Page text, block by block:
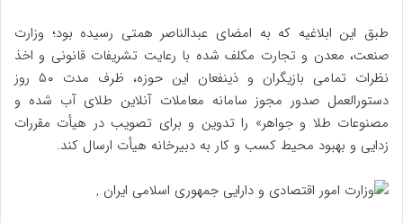
طبق این ابلاغیه که به امضای عبدالناصر همتی رسیده بود؛ وزارت
صنعت، معدن و تجارت مکلف شده با رعایت تشریفات قانونی و اخذ
نظرات تمامی بازیگران و ذینفعان این حوزه، ظرف مدت ۵۰ روز
دستورالعمل صدور مجوز سامانه معاملات آنلاین طلای آب شده و
مصنوعات طلا و جواهر» را تدوین و برای تصویب در هیأت مقررات
زدایی و بهبود محیط کسب و کار به دبیرخانه هیأت ارسال کند.